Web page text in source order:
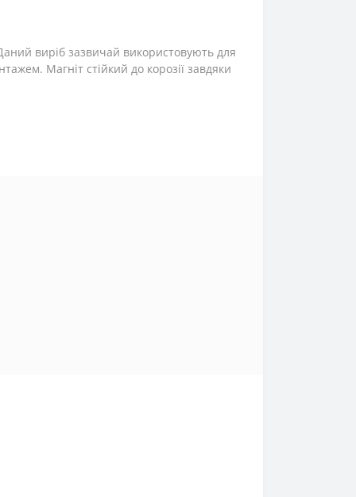
виріб зазвичай використовують для
Магніт стійкий до корозії завдяки